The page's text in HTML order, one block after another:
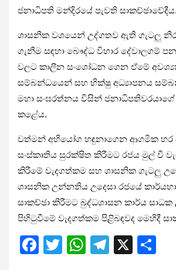
ජනාධිපති මන්දිරයේ පැවති සාකච්ඡාවේදීය.
ශාසනික වශයෙන් උද්ගතව ඇති ගැටලු
ගැනීම සඳහා බෞද්ධ විහාර දේවාලගම්
වලට කාලීන සංශෝධන ගෙන ඒමේ
සම්බන්ධයෙන් සහ භික්ෂු අධ්‍යාපනය
මහා සංඝරත්නය විසින්
කළේය.
වත්මන් අභියෝග හඳුනාගෙන ආගමික හර
සංස්කෘතිය සුරක්ෂිත කිරීමට රජය මුල් වී
කිරීමේ වැදගත්කම සහ ශාසනික ගැටලු
ශාසනික උන්නතිය උදෙසා රජයේ
සාකච්ඡා කිරීමට බුද්ධශාසන කාර්ය
පිහිටුවීමේ වැදගත්කම පිළිබඳවද මෙහිදී
F
T
W T
X